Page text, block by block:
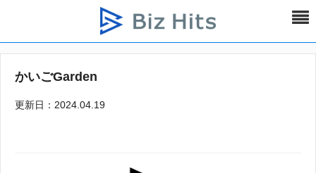
かいごGarden
更新日：2024.04.19